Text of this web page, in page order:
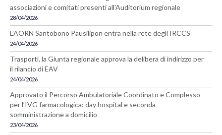
associazioni e comitati presenti all'Auditorium regionale
28/04/2026
L’AORN Santobono Pausilipon entra nella rete degli IRCCS
24/04/2026
Trasporti, la Giunta regionale approva la delibera di indirizzo per
il rilancio di EAV
24/04/2026
Approvato il Percorso Ambulatoriale Coordinato e Complesso
per l’IVG farmacologica: day hospital e seconda
somministrazione a domicilio
23/04/2026